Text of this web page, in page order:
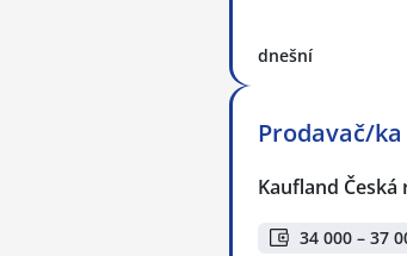
dnešní
Prodavač/
Kaufland
34 000 – 37